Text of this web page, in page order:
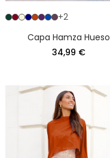
+2
Capa Hamza Hueso
34,99 €